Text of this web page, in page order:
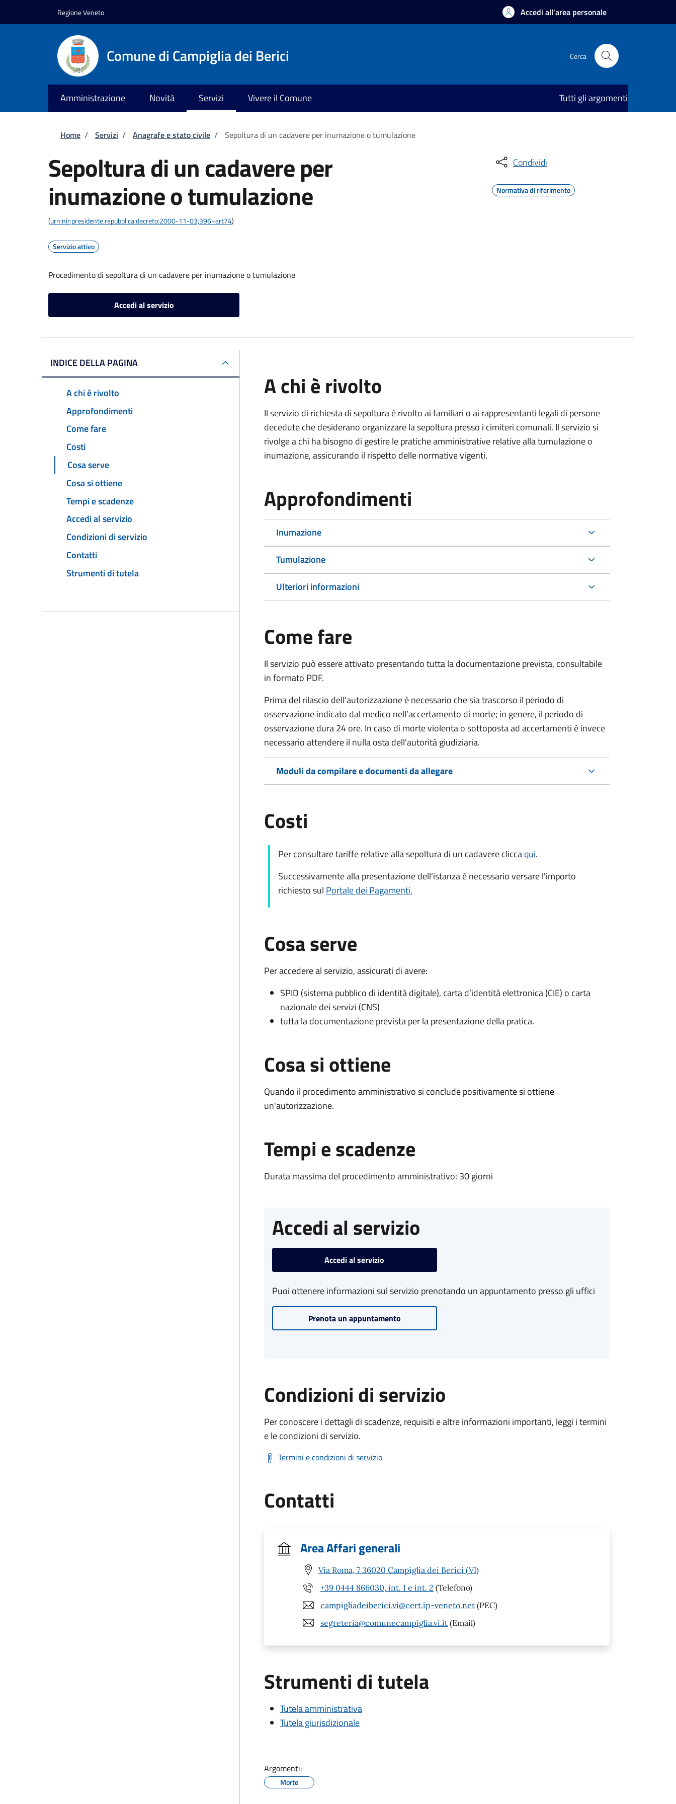
Regione Veneto Accedi all'area personale
Comune di Campiglia dei Berici Cerca
Amministrazione Novità Servizi Vivere il Comune Tutti gli argomenti
Briciole di pane
Home / Servizi / Anagrafe e stato civile / Sepoltura di un cadavere per inumazione o tumulazione
Sepoltura di un cadavere per
inumazione o tumulazione
(urn:nir:presidente.repubblica:decreto:2000-11-03;396~art74)
Servizio attivo
Procedimento di sepoltura di un cadavere per inumazione o tumulazione
Accedi al servizio
Condividi
Normativa di riferimento
INDICE DELLA PAGINA
A chi è rivolto
Approfondimenti
Come fare
Costi
Cosa serve
Cosa si ottiene
Tempi e scadenze
Accedi al servizio
Condizioni di servizio
Contatti
Strumenti di tutela
A chi è rivolto
Il servizio di richiesta di sepoltura è rivolto ai familiari o ai rappresentanti legali di persone
decedute che desiderano organizzare la sepoltura presso i cimiteri comunali. Il servizio si
rivolge a chi ha bisogno di gestire le pratiche amministrative relative alla tumulazione o
inumazione, assicurando il rispetto delle normative vigenti.
Approfondimenti
Inumazione
Tumulazione
Ulteriori informazioni
Come fare
Il servizio può essere attivato presentando tutta la documentazione prevista, consultabile
in formato PDF.
Prima del rilascio dell'autorizzazione è necessario che sia trascorso il periodo di
osservazione indicato dal medico nell’accertamento di morte; in genere, il periodo di
osservazione dura 24 ore. In caso di morte violenta o sottoposta ad accertamenti è invece
necessario attendere il nulla osta dell'autorità giudiziaria.
Moduli da compilare e documenti da allegare
Costi
Per consultare tariffe relative alla sepoltura di un cadavere cliccaqui.
Successivamente alla presentazione dell'istanza è necessario versare l'importo
richiesto sul Portale dei Pagamenti.
Cosa serve
Per accedere al servizio, assicurati di avere:
SPID (sistema pubblico di identità digitale), carta d’identità elettronica (CIE) o carta
nazionale dei servizi (CNS)
tutta la documentazione prevista per la presentazione della pratica.
Cosa si ottiene
Quando il procedimento amministrativo si conclude positivamente si ottiene
un'autorizzazione.
Tempi e scadenze
Durata massima del procedimento amministrativo: 30 giorni
Accedi al servizio
Accedi al servizio
Puoi ottenere informazioni sul servizio prenotando un appuntamento presso gli uffici
Prenota un appuntamento
Condizioni di servizio
Per conoscere i dettagli di scadenze, requisiti e altre informazioni importanti, leggi i termini
e le condizioni di servizio.
Termini e condizioni di servizio
Contatti
Area Affari generali
Via Roma, 7 36020 Campiglia dei Berici (VI)
+39 0444 866030, int. 1 e int. 2 (Telefono)
campigliadeiberici.vi@cert.ip-veneto.net (PEC)
segreteria@comunecampiglia.vi.it (Email)
Strumenti di tutela
Tutela amministrativa
Tutela giurisdizionale
Argomenti:
Morte